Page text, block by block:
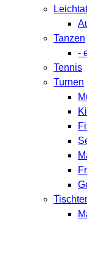
Tanzen
-
Tennis
Turnen